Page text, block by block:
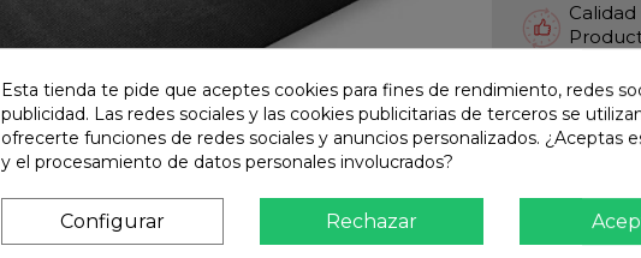
Calidad
Envío
Pago
Te
Esta tienda te pide que aceptes cookies para fines de rendimiento, redes
publicidad. Las redes sociales y las cookies publicitarias de terceros se
ofrecerte funciones de redes sociales y anuncios personalizados. ¿Aceptas
y el procesamiento de datos personales involucrados?
Configurar Rechazar